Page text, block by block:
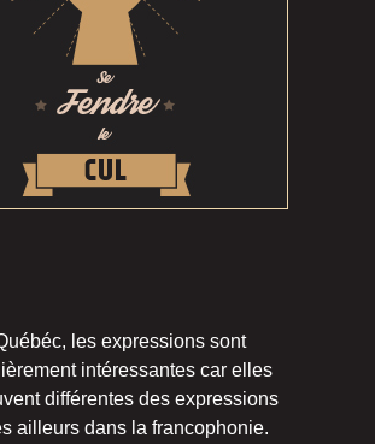
les expressions sont
intéressantes car elles
différentes des expressions
ailleurs dans la francophonie.